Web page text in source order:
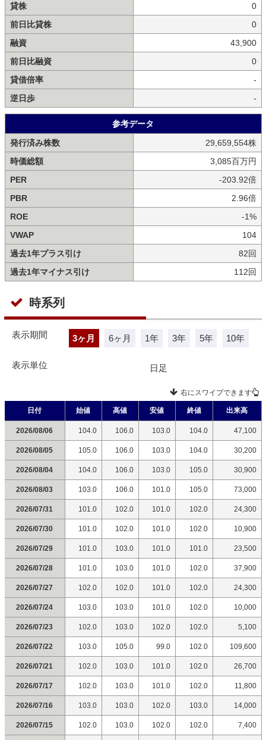
貸株
0
前日比貸株
0
融資
43,900
前日比融資
0
貸借倍率
-
逆日歩
-
参考データ
発行済み株数
29,659,554株
時価総額
3,085百万円
PER
-203.92倍
PBR
2.96倍
ROE
-1%
VWAP
104
過去1年プラス引け
82回
過去1年マイナス引け
112回
時系列
表示期間 3ヶ月 6ヶ月 1年 3年 5年 10年
表示単位 日足
右にスワイプできます
日付 始値 高値 安値 終値 出来高
2026/08/06 104.0 106.0 103.0 104.0 47,100
2026/08/05 105.0 106.0 103.0 104.0 30,200
2026/08/04 104.0 106.0 103.0 105.0 30,900
2026/08/03 103.0 106.0 101.0 105.0 73,000
2026/07/31 101.0 102.0 101.0 102.0 24,300
2026/07/30 101.0 102.0 101.0 102.0 10,900
2026/07/29 101.0 103.0 101.0 101.0 23,500
2026/07/28 101.0 103.0 101.0 102.0 37,900
2026/07/27 102.0 102.0 101.0 102.0 24,300
2026/07/24 103.0 103.0 101.0 102.0 10,000
2026/07/23 102.0 103.0 102.0 102.0 5,100
2026/07/22 103.0 105.0 99.0 102.0 109,600
2026/07/21 102.0 103.0 101.0 102.0 26,700
2026/07/17 102.0 103.0 101.0 102.0 11,800
2026/07/16 103.0 103.0 102.0 103.0 14,000
2026/07/15 102.0 103.0 102.0 102.0 7,400